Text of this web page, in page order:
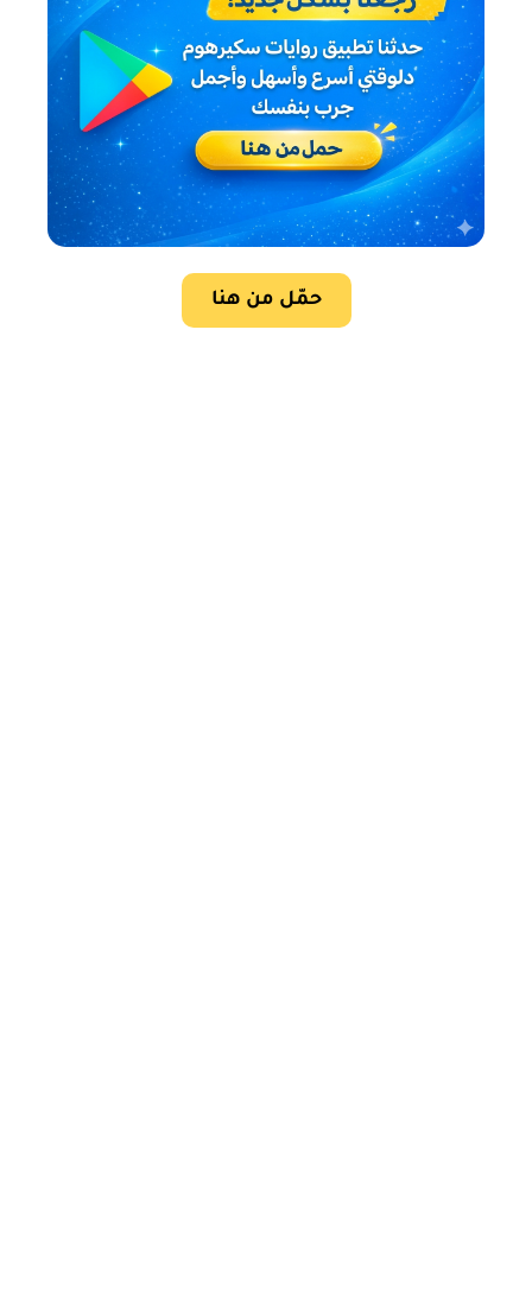
حمّل من هنا